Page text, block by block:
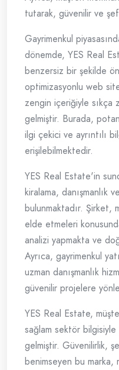
tutarak, güvenilir ve
Gayrimenkul
dönemde, YES Real
benzersiz bir şekilde
optimizasyonlu web
zengin içeriğiyle sıkça
gelmiştir. Burada,
ilgi çekici ve ayrıntılı
erişilebilmektedir.
YES Real Estate'in
kiralama, danışmanlık
bulunmaktadır. Şirket,
elde etmeleri
analizi yapmakta ve
Ayrıca, gayrimenkul
uzman danışmanlık
güvenilir projelere
YES Real Estate,
sağlam sektör
gelmiştir. Güvenilirlik,
benimseyen bu marka,